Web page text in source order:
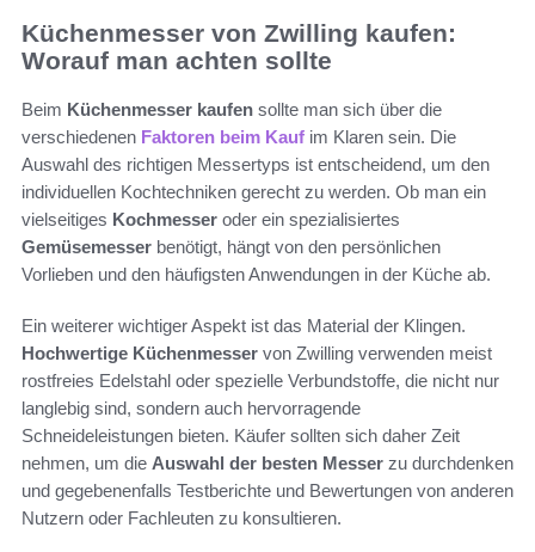
Küchenmesser von Zwilling kaufen:
Worauf man achten sollte
Beim Küchenmesser kaufen sollte man sich über die
verschiedenen Faktoren beim Kauf im Klaren sein. Die
Auswahl des richtigen Messertyps ist entscheidend, um den
individuellen Kochtechniken gerecht zu werden. Ob man ein
vielseitiges Kochmesser oder ein spezialisiertes
Gemüsemesser benötigt, hängt von den persönlichen
Vorlieben und den häufigsten Anwendungen in der Küche ab.
Ein weiterer wichtiger Aspekt ist das Material der Klingen.
Hochwertige Küchenmesser von Zwilling verwenden meist
rostfreies Edelstahl oder spezielle Verbundstoffe, die nicht nur
langlebig sind, sondern auch hervorragende
Schneideleistungen bieten. Käufer sollten sich daher Zeit
nehmen, um die Auswahl der besten Messer zu durchdenken
und gegebenenfalls Testberichte und Bewertungen von anderen
Nutzern oder Fachleuten zu konsultieren.